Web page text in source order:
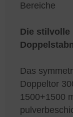
Bereiche
Die stilvolle
Das
Doppeltor
1500+1500